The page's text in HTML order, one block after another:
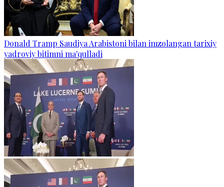
Donald Tramp Saudiya Arabistoni bilan imzolangan tarixiy
yadroviy bitimni ma'qulladi